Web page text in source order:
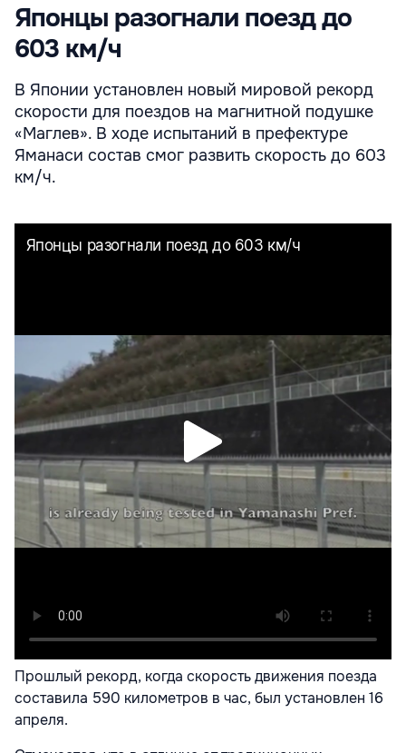
Японцы разогнали поезд до
603 км/ч
В Японии установлен новый мировой рекорд
скорости для поездов на магнитной подушке
«Маглев». В ходе испытаний в префектуре
Яманаси состав смог развить скорость до 603
км/ч.
Прошлый рекорд, когда скорость движения поезда
составила 590 километров в час, был установлен 16
апреля.